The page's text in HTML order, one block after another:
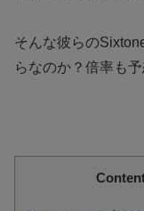
そんな彼らの
らなのか？倍率も